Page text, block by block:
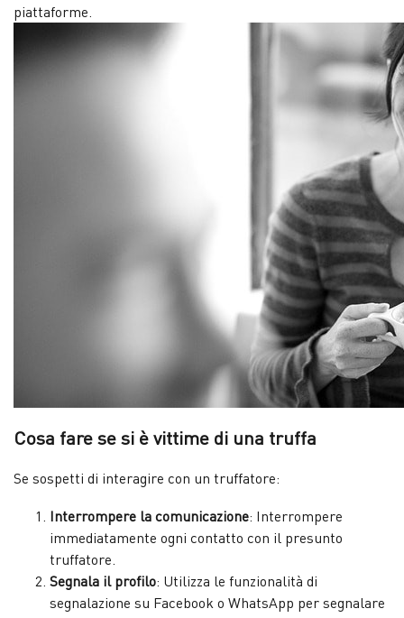
piattaforme.
Cosa fare se si è vittime di una truffa
Se sospetti di interagire con un truffatore:
Interrompere la comunicazione: Interrompere
immediatamente ogni contatto con il presunto
truffatore.
Segnala il profilo: Utilizza le funzionalità di
segnalazione su Facebook o WhatsApp per segnalare